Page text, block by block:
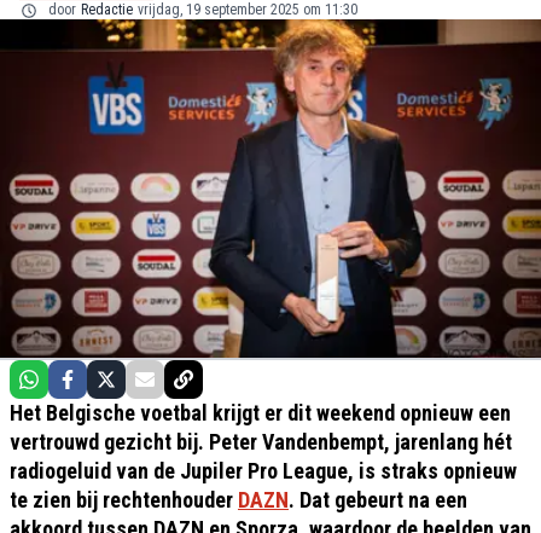
door Redactie vrijdag, 19 september 2025 om 11:30
Het Belgische voetbal krijgt er dit weekend opnieuw een
vertrouwd gezicht bij. Peter Vandenbempt, jarenlang hét
radiogeluid van de Jupiler Pro League, is straks opnieuw
te zien bij rechtenhouder DAZN. Dat gebeurt na een